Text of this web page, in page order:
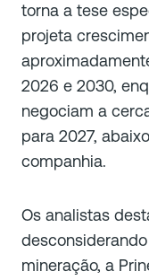
torna a tese
projeta
2026 e 2030,
negociam a
para 2027,
companhia.
Os analistas
mineração, a